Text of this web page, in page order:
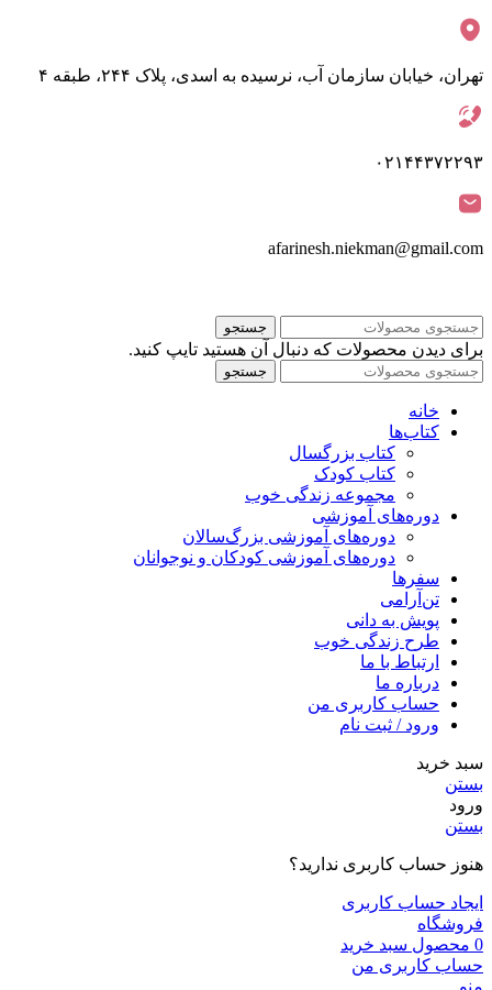
تهران، خیابان سازمان آب، نرسیده به اسدی، پلاک ۲۴۴، طبقه ۴
۰۲۱۴۴۳۷۲۲۹۳
afarinesh.niekman@gmail.com
جستجو
برای دیدن محصولات که دنبال آن هستید تایپ کنید.
جستجو
خانه
کتاب‌ها
کتاب بزرگسال
کتاب کودک
مجموعه زندگی خوب
دوره‌های آموزشی
دوره‌های آموزشی بزرگ‌سالان
دوره‌های آموزشی کودکان و نوجوانان
سفرها
تن‌آرامی
پویش به دانی
طرح زندگی خوب
ارتباط با ما
درباره ما
حساب کاربری من
ورود / ثبت نام
سبد خرید
بستن
ورود
بستن
هنوز حساب کاربری ندارید؟
ایجاد حساب کاربری
فروشگاه
0 محصول سبد خرید
حساب کاربری من
منو